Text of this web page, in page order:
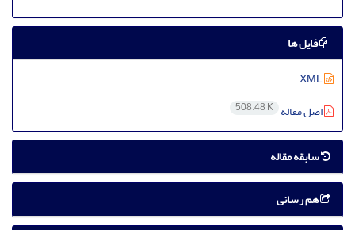
فایل ها
اصل مقاله 508.48 K
سابقه مقاله
هم رسانی